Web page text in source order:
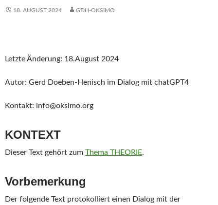
18. AUGUST 2024 GDH-OKSIMO
Letzte Änderung: 18.August 2024
Autor: Gerd Doeben-Henisch im Dialog mit chatGPT4
Kontakt: info@oksimo.org
KONTEXT
Dieser Text gehört zum Thema THEORIE.
Vorbemerkung
Der folgende Text protokolliert einen Dialog mit der